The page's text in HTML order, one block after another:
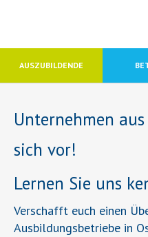
AUSZUBILDENDE
Unternehmen
sich vor!
Lernen Sie uns
Verschafft euch einen
Ausbildungsbetriebe in